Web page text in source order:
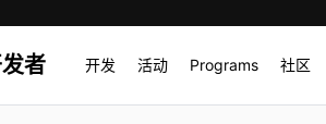
者 开发 活动 Programs 社区